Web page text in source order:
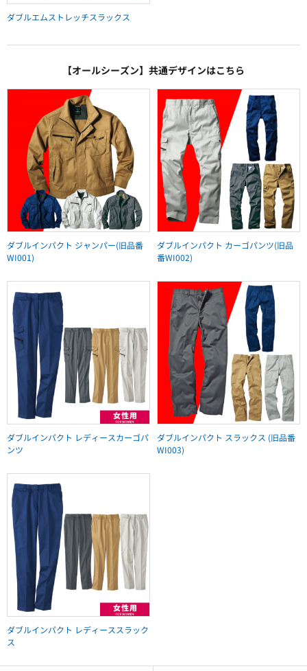
ダブルエムストレッチスラックス
【オールシーズン】共通デザインはこちら
ダブルインパクト ジャンパー(旧品番
WI001)
ダブルインパクト カーゴパンツ(旧品
番WI002)
ダブルインパクト レディースカーゴパ
ンツ
ダブルインパクト スラックス (旧品番
WI003)
ダブルインパクト レディーススラック
ス